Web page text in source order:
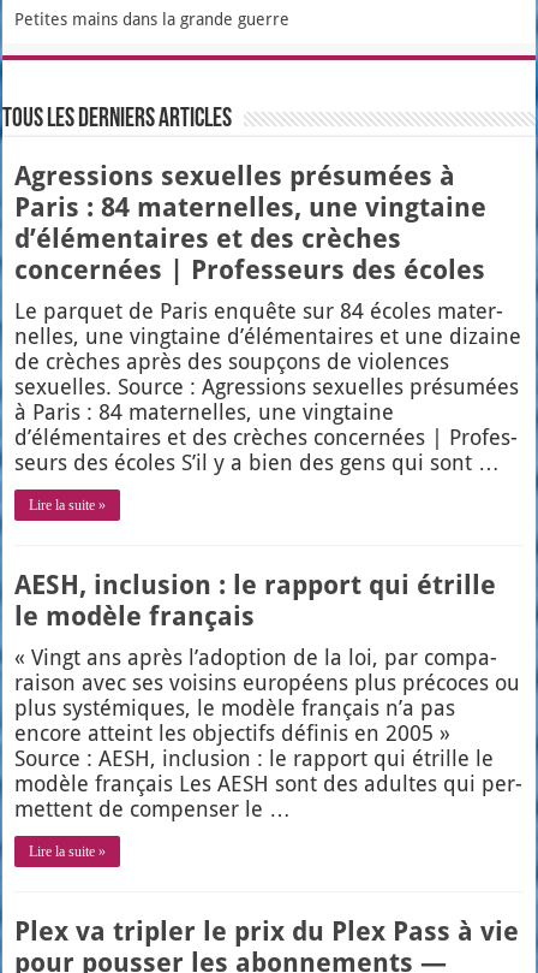
Petites mains dans la grande guerre
Tous les derniers articles
Agressions sexuelles présumées à
Paris : 84 maternelles, une vingtaine
d’élémentaires et des crèches
concernées | Professeurs des écoles
Le par­quet de Paris enquête sur 84 écoles mater­
nelles, une ving­taine d’élémentaires et une dizaine
de crèches après des soup­çons de vio­lences
sexuelles. Source : Agres­sions sexuelles pré­su­mées
à Paris : 84 mater­nelles, une ving­taine
d’élémentaires et des crèches concer­nées | Pro­fes­
seurs des écoles S’il y a bien des gens qui sont …
Lire la suite »
AESH, inclusion : le rapport qui étrille
le modèle français
« Vingt ans après l’adoption de la loi, par com­pa­
rai­son avec ses voi­sins euro­péens plus pré­coces ou
plus sys­té­miques, le modèle fran­çais n’a pas
encore atteint les objec­tifs défi­nis en 2005 »
Source : AESH, inclu­sion : le rap­port qui étrille le
modèle fran­çais Les AESH sont des adultes qui per­
mettent de com­pen­ser le …
Lire la suite »
Plex va tripler le prix du Plex Pass à vie
pour pousser les abonnements —